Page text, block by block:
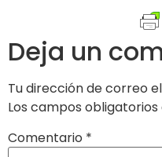
Deja un
Tu dirección de correo
Los campos
Comentario *